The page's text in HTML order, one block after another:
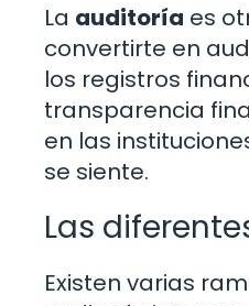
La auditoría es
convertirte en
los registros
transparencia
en las
se siente.
Las
Existen varias